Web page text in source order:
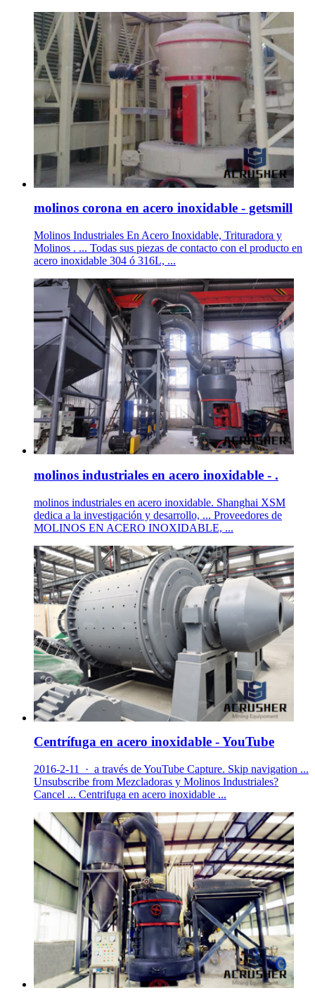
molinos corona en acero inoxidable - getsmill
Molinos Industriales En Acero Inoxidable, Trituradora y
Molinos . ... Todas sus piezas de contacto con el producto en
acero inoxidable 304 ó 316L, ...
molinos industriales en acero inoxidable - .
molinos industriales en acero inoxidable. Shanghai XSM
dedica a la investigación y desarrollo, ... Proveedores de
MOLINOS EN ACERO INOXIDABLE, ...
Centrífuga en acero inoxidable - YouTube
2016-2-11 · a través de YouTube Capture. Skip navigation ...
Unsubscribe from Mezcladoras y Molinos Industriales?
Cancel ... Centrifuga en acero inoxidable ...